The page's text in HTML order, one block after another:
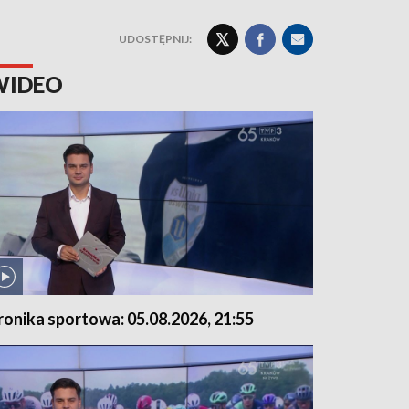
UDOSTĘPNIJ:
sportowa: 05.08.2026, 21:55